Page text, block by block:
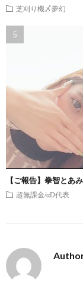
芝刈り機〆夢幻
【ご報告】拳智とあ
超無課金/αD代表